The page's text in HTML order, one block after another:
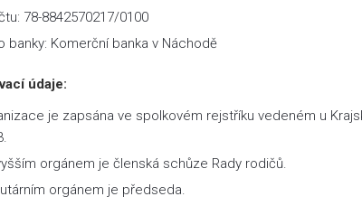
78-8842570217/0100
banky: Komerční banka v Náchodě
údaje:
je zapsána ve spolkovém rejstříku vedeném u
orgánem je členská schůze Rady rodičů.
orgánem je předseda.